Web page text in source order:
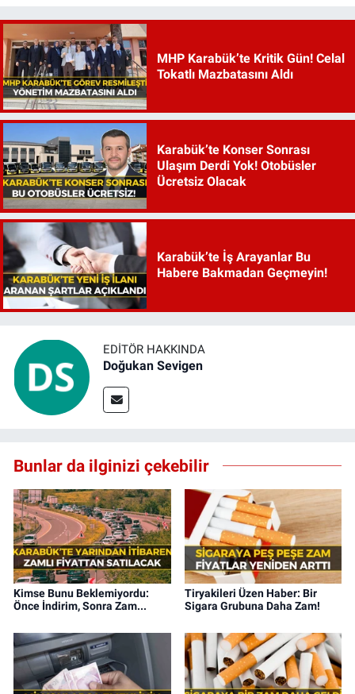
MHP Karabük’te Kritik Gün! Celal
Tokatlı Mazbatasını Aldı
Karabük’te Konser Sonrası
Ulaşım Derdi Yok! Otobüsler
Ücretsiz Olacak
Karabük’te İş Arayanlar Bu
Habere Bakmadan Geçmeyin!
EDITÖR HAKKINDA
Doğukan Sevigen
Bunlar da ilginizi çekebilir
Kimse Bunu Beklemiyordu:
Önce İndirim, Sonra Zam...
Tiryakileri Üzen Haber: Bir
Sigara Grubuna Daha Zam!